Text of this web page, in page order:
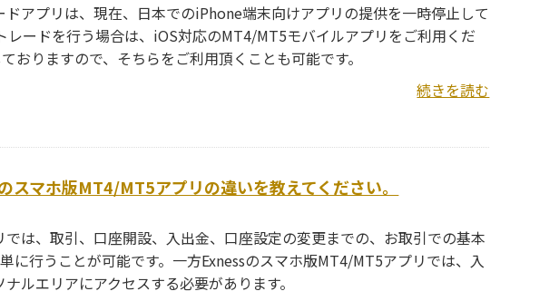
ドアプリは、現在、日本でのiPhone端末向けアプリの提供を一時停止して
ードを行う場合は、iOS対応のMT4/MT5モバイルアプリをご利用くだ
おりますので、そちらをご利用頂くことも可能です。
続きを読む
スマホ版MT4/MT5アプリの違いを教えてください。
は、取引、口座開設、入出金、口座設定の変更までの、お取引での基本
に行うことが可能です。一方Exnessのスマホ版MT4/MT5アプリでは、入
ルエリアにアクセスする必要があります。